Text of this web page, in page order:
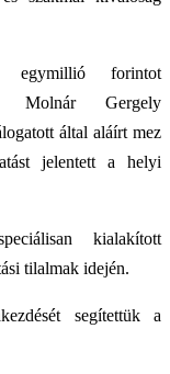
egymillió forintot
Molnár Gergely
által aláírt mez
jelentett a helyi
kialakított
tilalmak idején.
segítettük a